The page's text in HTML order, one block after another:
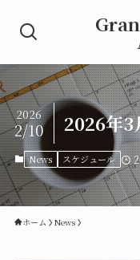
2026年3
2026
2/10
News スケジュール
ホーム News